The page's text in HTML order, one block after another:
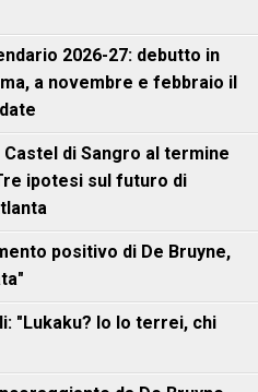
2026-27: debutto in
a novembre e febbraio il
di Sangro al termine
ipotesi sul futuro di
positivo di De Bruyne,
"Lukaku? Io lo terrei, chi